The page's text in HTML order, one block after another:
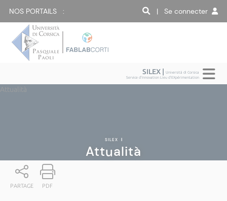
NOS PORTAILS : | Se connecter
SILEX |Università di Corsica
Service d'Innovation Lieu d'EXpérimentation
Attualità
SILEX |
Attualità
PARTAGE PDF